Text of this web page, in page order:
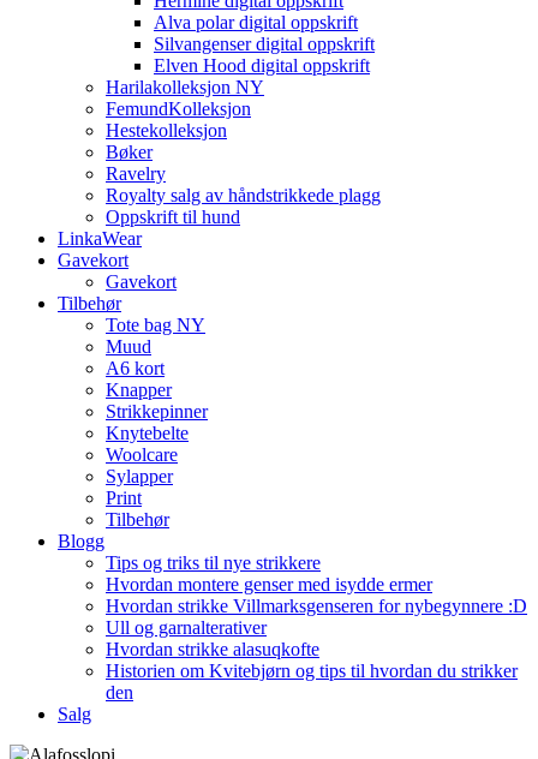
Alva polar digital oppskrift
Silvangenser digital oppskrift
Elven Hood digital oppskrift
Harilakolleksjon NY
FemundKolleksjon
Hestekolleksjon
Bøker
Ravelry
Royalty salg av håndstrikkede plagg
Oppskrift til hund
LinkaWear
Gavekort
Gavekort
Tilbehør
Tote bag NY
Muud
A6 kort
Knapper
Strikkepinner
Knytebelte
Woolcare
Sylapper
Print
Tilbehør
Blogg
Tips og triks til nye strikkere
Hvordan montere genser med isydde ermer
Hvordan strikke Villmarksgenseren for nybegynnere :D
Ull og garnalterativer
Hvordan strikke alasuqkofte
Historien om Kvitebjørn og tips til hvordan du strikker
den
Salg